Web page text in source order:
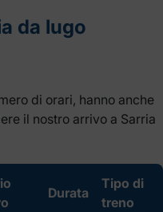
da lugo
di orari, hanno anche
il nostro arrivo a Sarria
Durata
Tipo di
treno